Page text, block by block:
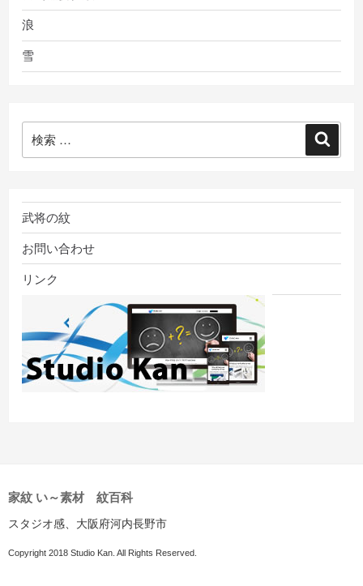
浪
雪
索:
索
武将の紋
お問い合わせ
リンク
家紋 い～素材 紋百科
スタジオ感、大阪府河内長野市
Copyright 2018 Studio Kan. All Rights Reserved.